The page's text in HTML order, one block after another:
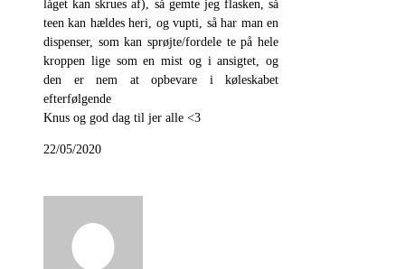
låget kan skrues af), så gemte jeg flasken, så
teen kan hældes heri, og vupti, så har man en
dispenser, som kan sprøjte/fordele te på hele
kroppen lige som en mist og i ansigtet, og
den er nem at opbevare i køleskabet
efterfølgende
Knus og god dag til jer alle <3
22/05/2020